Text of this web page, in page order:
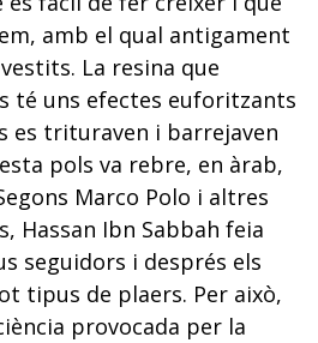
amb el qual antigament
La resina que
té uns efectes euforitzants
es trituraven i barrejaven
pols va rebre, en àrab,
Marco Polo i altres
Hassan Ibn Sabbah feia
seguidors i després els
tipus de plaers. Per això,
provocada per la